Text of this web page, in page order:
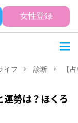
女性登録
イフ 診断 【
運勢は？ほくろ